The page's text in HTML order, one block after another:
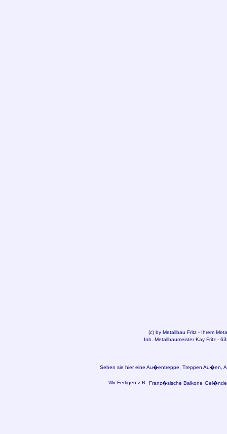
(c) by Metallbau Fritz - Ihrem
Inh. Metallbaumeister Kay Fritz -
Sehen sie hier eine Au�entreppe, Treppen Au�en,
Wir Fertigen z.B. Franz�sische Balkone